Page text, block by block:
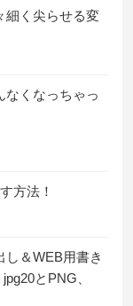
細く尖らせる変
なくなっちゃっ
方法！
し＆WEB用書き
とPNG、